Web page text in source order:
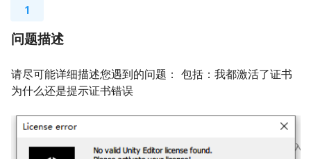
1
问题描述
请尽可能详细描述您遇到的问题： 包括：我都激活了证书
为什么还是提示证书错误